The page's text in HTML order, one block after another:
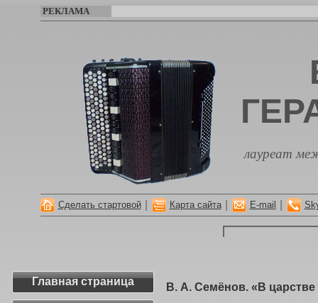
РЕКЛАМА
лауреат
Сделать стартовой Карта сайта E-mail
Главная страница В. А. Семёнов. «В царстве